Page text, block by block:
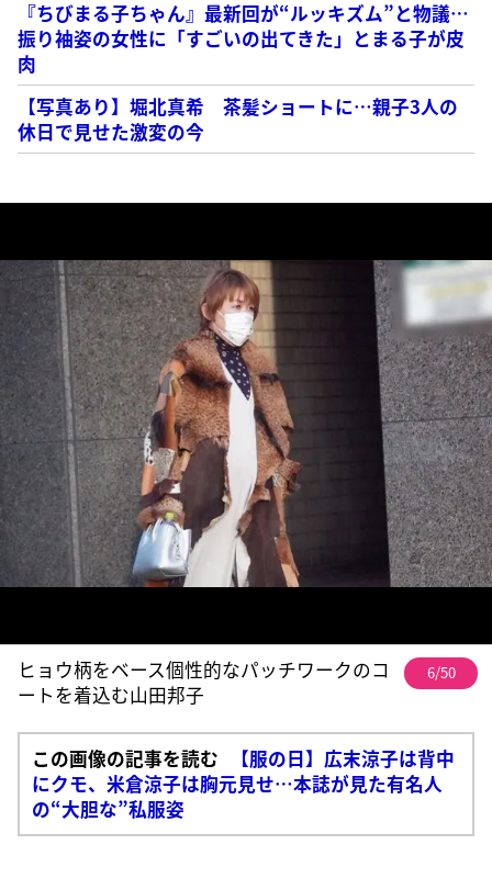
『ちびまる子ちゃん』最新回が“ルッキズム”と物議…
振り袖姿の女性に「すごいの出てきた」とまる子が皮
肉
【写真あり】堀北真希 茶髪ショートに…親子3人の
休日で見せた激変の今
ヒョウ柄をベース個性的なパッチワークのコ
ートを着込む山田邦子
6/50
この画像の記事を読む
【服の日】広末涼子は背中
にクモ、米倉涼子は胸元見せ…本誌が見た有名人
の“大胆な”私服姿